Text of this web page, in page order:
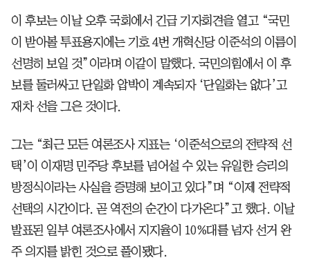
이 후보는 이날 오후 국회에서 긴급 기자회견을 열고 “국민
이 받아볼 투표용지에는 기호 4번 개혁신당 이준석의 이름이
선명히 보일 것”이라며 이같이 말했다. 국민의힘에서 이 후
보를 둘러싸고 단일화 압박이 계속되자 ‘단일화는 없다’고
재차 선을 그은 것이다.
그는 “최근 모든 여론조사 지표는 ‘이준석으로의 전략적 선
택’이 이재명 민주당 후보를 넘어설 수 있는 유일한 승리의
방정식이라는 사실을 증명해 보이고 있다”며 “이제 전략적
선택의 시간이다. 곧 역전의 순간이 다가온다”고 했다. 이날
발표된 일부 여론조사에서 지지율이 10%대를 넘자 선거 완
주 의지를 밝힌 것으로 풀이됐다.